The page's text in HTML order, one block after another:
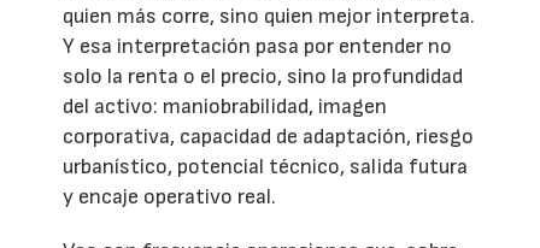
quien más corre, sino quien mejor interpreta.
Y esa interpretación pasa por entender no
solo la renta o el precio, sino la profundidad
del activo: maniobrabilidad, imagen
corporativa, capacidad de adaptación, riesgo
urbanístico, potencial técnico, salida futura
y encaje operativo real.